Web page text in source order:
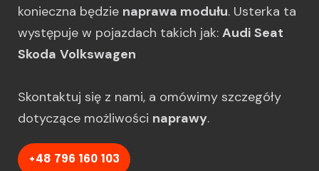
konieczna będzie naprawa modułu. Usterka ta
występuje w pojazdach takich jak: Audi Seat
Skoda Volkswagen
Skontaktuj się z nami, a omówimy szczegóły
dotyczące możliwości naprawy.
+48 796 160 103